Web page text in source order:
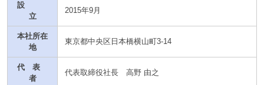
設
立
2015年9月
本社所在
地
東京都中央区日本橋横山町3-14
代 表
者
代表取締役社長 高野 由之